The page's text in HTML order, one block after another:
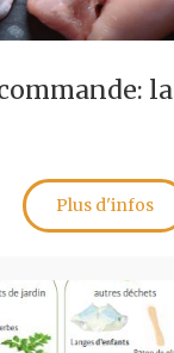
la
Plus d'infos